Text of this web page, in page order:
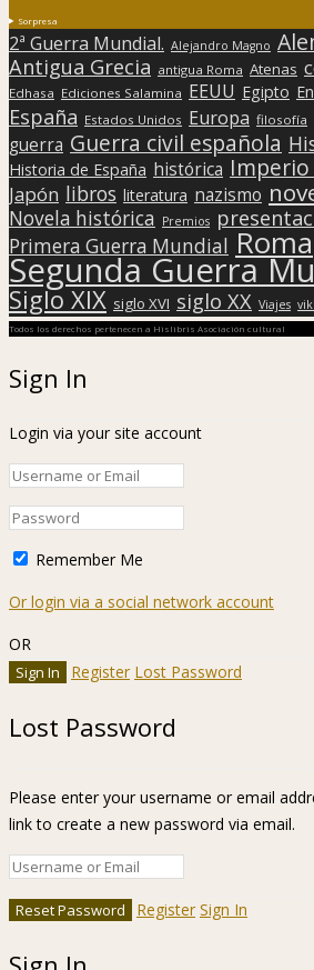
Sorpresa
2ª Guerra Mundial. Alejandro Magno
Antigua Grecia antigua Roma Atenas
Edhasa Ediciones Salamina EEUU Egipto
España Estados Unidos Europa filosofía
guerra Guerra civil española
Historia de España histórica
Japón libros literatura nazismo
Novela histórica Premios
Primera Guerra Mundial Roma
Segunda Guerra
Siglo XIX siglo XVI siglo XX Viajes
Todos los derechos pertenecen a Hislibris Asociación cultural
Sign In
Login via your site account
Remember Me
Or login via a social network account
OR
Register Lost Password
Lost Password
Please enter your username or email
link to create a new password via email.
Register Sign In